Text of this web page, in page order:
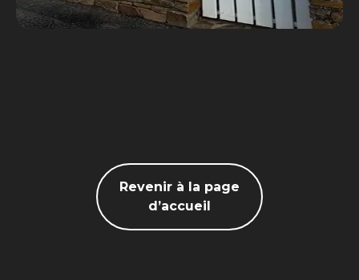
Revenir à la page
d’accueil